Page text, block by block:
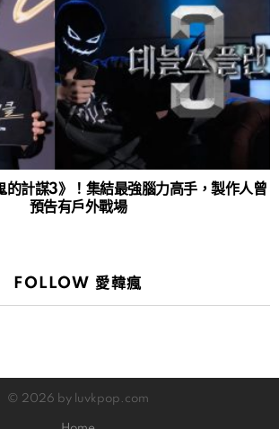
的計謀3》！集結最強腦力高手，製作人曾
預告有戶外戰場
FOLLOW 愛韓瘋
© 2026 by luvkpop.com